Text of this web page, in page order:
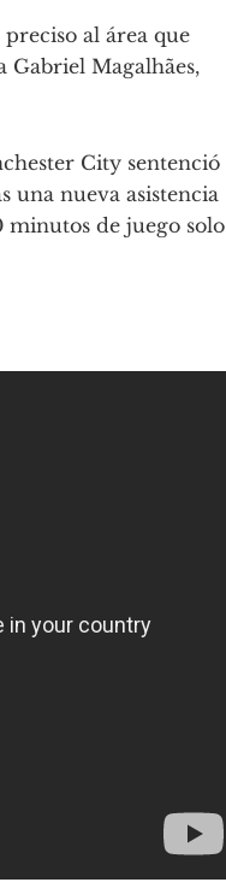
al área que
Gabriel Magalhães,
City sentenció
una nueva asistencia
de juego solo